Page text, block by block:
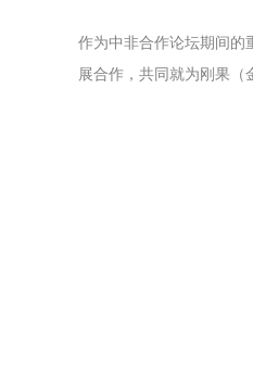
作为中非合作论坛期间的
展合作，共同就为刚果（